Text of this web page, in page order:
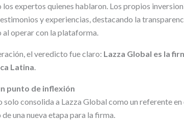
los expertos quienes hablaron. Los propios
y experiencias, destacando la
operar con la plataforma.
el veredicto fue claro: Lazza Global es la
Latina
punto de inflexión
solo consolida a Lazza Global como un referente
una nueva etapa para la firma.